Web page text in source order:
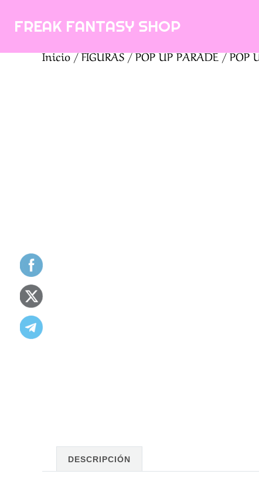
contenido
FREAK FANTASY SHOP
Inicio/FIGURAS/POP UP PARADE/ POP
DESCRIPCIÓN